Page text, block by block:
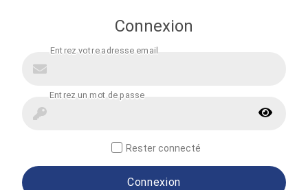
Connexion
Rester connecté
Connexion